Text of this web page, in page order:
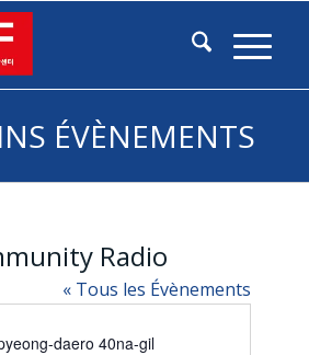
ÉVÈNEMENTS
Radio
« Tous les Évènements
daero 40na-gil